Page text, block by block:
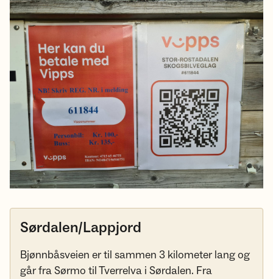
Sørdalen/Lappjord
Bjønnbåsveien er til sammen 3 kilometer lang og
går fra Sørmo til Tverrelva i Sørdalen. Fra